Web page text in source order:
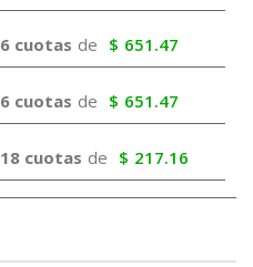
6 cuotas de $ 651.47
6 cuotas de $ 651.47
18 cuotas de $ 217.16